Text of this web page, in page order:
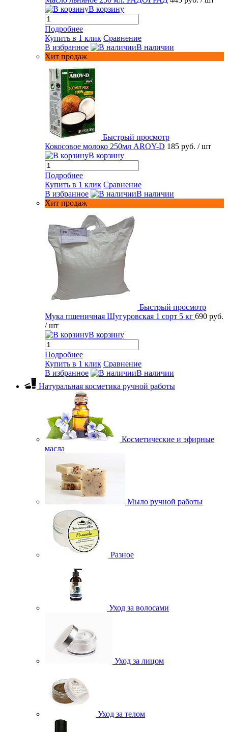
В корзину
Подробнее
Купить в 1 клик Сравнение
В избранное
В наличии
Хит продаж
Быстрый просмотр
Кокосовое молоко 250мл AROY-D 185 руб. / шт
В корзину
Подробнее
Купить в 1 клик Сравнение
В избранное
В наличии
Хит продаж
Быстрый просмотр
Мука пшеничная Шугуровская 1 сорт 5 кг 690 руб.
/ шт
В корзину
Подробнее
Купить в 1 клик Сравнение
В избранное
В наличии
Натуральная косметика ручной работы
Косметические и эфирные
масла
Мыло ручной работы
Разное
Уход за волосами
Уход за лицом
Уход за телом